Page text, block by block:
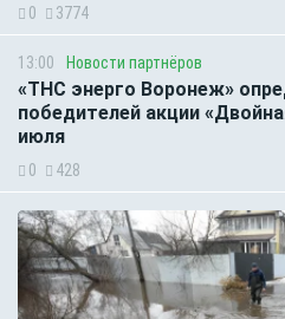
0 3774
13:00 Новости партнёров
«ТНС энерго Воронеж»
победителей акции
июля
0 428